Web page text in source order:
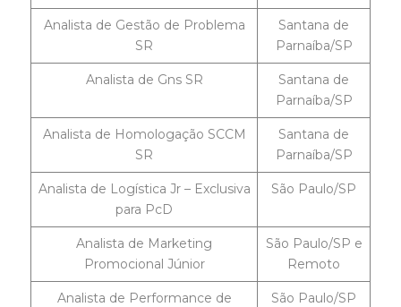
Analista de Gestão de Problema
SR
Santana de
Parnaíba/SP
Analista de Gns SR
Santana de
Parnaíba/SP
Analista de Homologação SCCM
SR
Santana de
Parnaíba/SP
Analista de Logística Jr – Exclusiva
para PcD
São Paulo/SP
Analista de Marketing
Promocional Júnior
São Paulo/SP e
Remoto
Analista de Performance de
São Paulo/SP